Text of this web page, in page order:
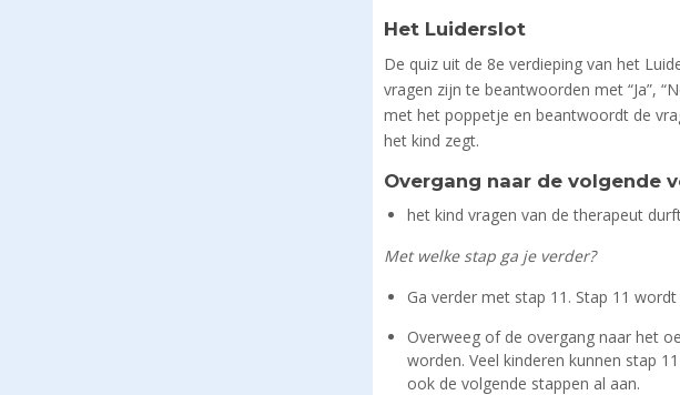
Het Luiderslot
De quiz uit de 8e verdieping van het
vragen zijn te beantwoorden met “Ja”,
met het poppetje en beantwoordt de
het kind zegt.
Overgang naar de volgende
het kind vragen van de therapeut
Met welke stap ga je verder?
Ga verder met stap 11. Stap 11
Overweeg of de overgang naar het
worden. Veel kinderen kunnen stap
ook de volgende stappen al aan.